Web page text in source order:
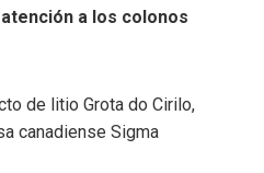
a los colonos